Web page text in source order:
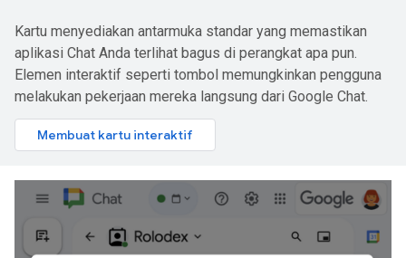
Kartu menyediakan antarmuka standar yang memastikan
aplikasi Chat Anda terlihat bagus di perangkat apa pun.
Elemen interaktif seperti tombol memungkinkan pengguna
melakukan pekerjaan mereka langsung dari Google Chat.
Membuat kartu interaktif